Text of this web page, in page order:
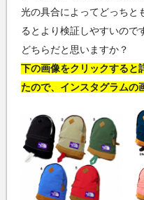
光の具合によってどっちと
るとより検証しやすいので
どちらだと思いますか？
下の画像をクリックすると
たので、インスタグラムの